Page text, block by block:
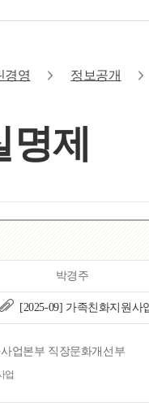
경영 정보공개
제
박경주
[2025-09] 가족친화지원사
업본부 직장문화개선부
업